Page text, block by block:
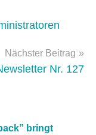
Nächster Beitrag
Nr. 127
bringt